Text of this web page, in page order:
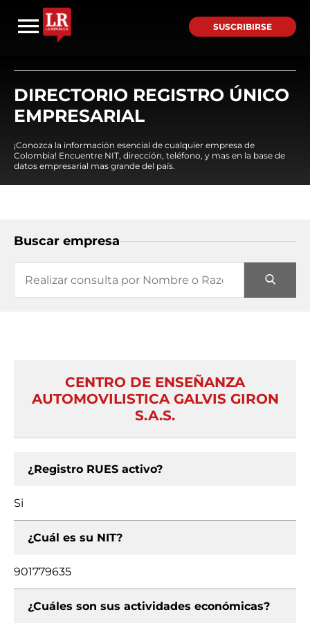
SUSCRIBIRSE
DIRECTORIO REGISTRO ÚNICO
EMPRESARIAL
¡Conozca la información esencial de cualquier empresa de
Colombia! Encuentre NIT, dirección, teléfono, y mas en la base de
datos empresarial mas grande del país.
Buscar empresa
CENTRO DE ENSEÑANZA
AUTOMOVILISTICA GALVIS GIRON
S.A.S.
¿Registro RUES activo?
Si
¿Cuál es su NIT?
901779635
¿Cuáles son sus actividades económicas?